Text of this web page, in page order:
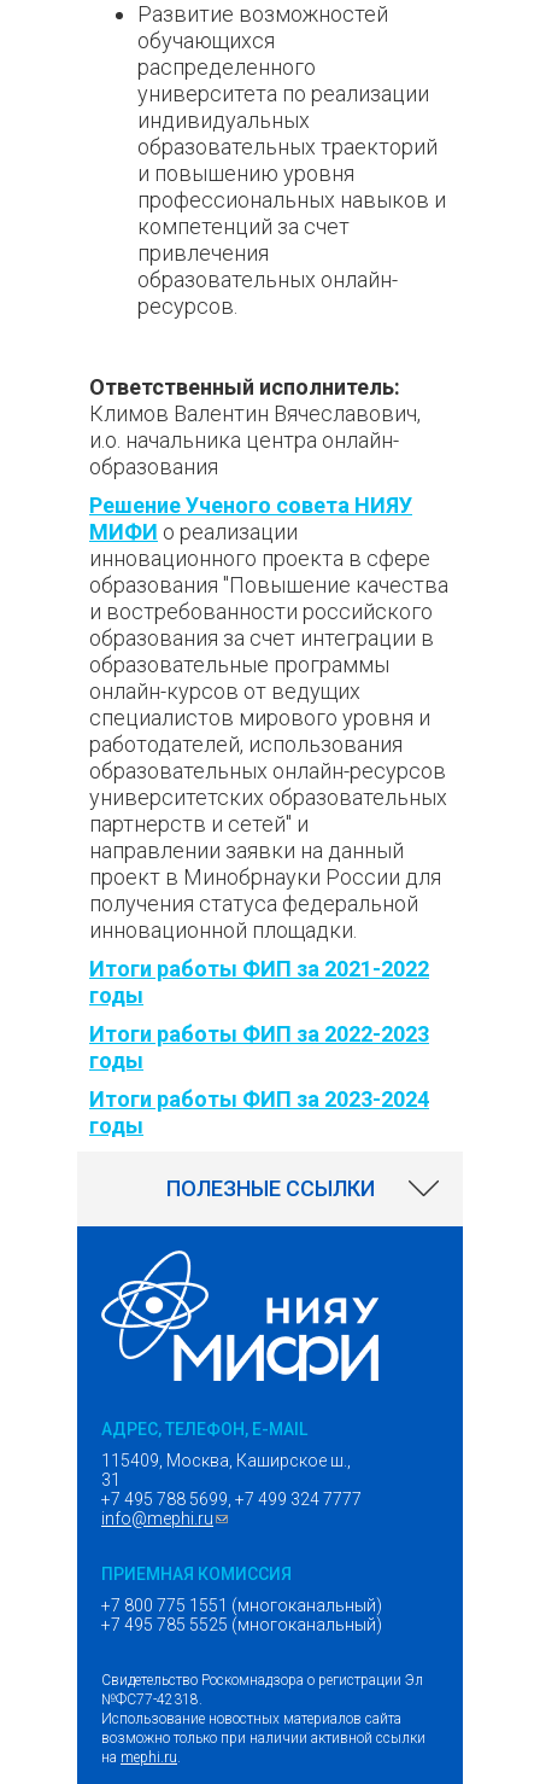
Развитие возможностей
обучающихся
распределенного
университета по реализации
индивидуальных
образовательных траекторий
и повышению уровня
профессиональных навыков и
компетенций за счет
привлечения
образовательных онлайн-
ресурсов.
Ответственный исполнитель:
Климов Валентин Вячеславович,
и.о. начальника центра онлайн-
образования
Решение Ученого совета НИЯУ
МИФИ о реализации
инновационного проекта в сфере
образования "Повышение качества
и востребованности российского
образования за счет интеграции в
образовательные программы
онлайн-курсов от ведущих
специалистов мирового уровня и
работодателей, использования
образовательных онлайн-ресурсов
университетских образовательных
партнерств и сетей" и
направлении заявки на данный
проект в Минобрнауки России для
получения статуса федеральной
инновационной площадки.
Итоги работы ФИП за 2021-2022
годы
Итоги работы ФИП за 2022-2023
годы
Итоги работы ФИП за 2023-2024
годы
ПОЛЕЗНЫЕ ССЫЛКИ
АДРЕС, ТЕЛЕФОН, E-MAIL
115409, Москва, Каширское ш.,
31
+7 495 788 5699, +7 499 324 7777
info@mephi.ru(ссылка для отправки email)
ПРИЕМНАЯ КОМИССИЯ
+7 800 775 1551 (многоканальный)
+7 495 785 5525 (многоканальный)
Свидетельство Роскомнадзора о регистрации Эл
№ФС77-42318.
Использование новостных материалов сайта
возможно только при наличии активной ссылки
на mephi.ru.